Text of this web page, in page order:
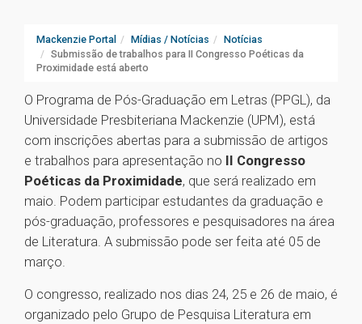
Mackenzie Portal Mídias / Notícias
Notícias
Submissão de trabalhos para II Congresso Poéticas da
Proximidade está aberto
O Programa de Pós-Graduação em Letras (PPGL), da
Universidade Presbiteriana Mackenzie (UPM), está
com inscrições abertas para a submissão de artigos
e trabalhos para apresentação no II Congresso
Poéticas da Proximidade, que será realizado em
maio. Podem participar estudantes da graduação e
pós-graduação, professores e pesquisadores na área
de Literatura. A submissão pode ser feita até 05 de
março.
O congresso, realizado nos dias 24, 25 e 26 de maio, é
organizado pelo Grupo de Pesquisa Literatura em